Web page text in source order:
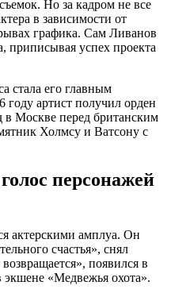
Но за кадром не все
в зависимости от
графика. Сам Ливанов
приписывая успех проекта
стала его главным
артист получил орден
в Москве перед британским
Холмсу и Ватсону с
персонажей
актерскими амплуа. Он
счастья», снял
появился в
«Медвежья охота».